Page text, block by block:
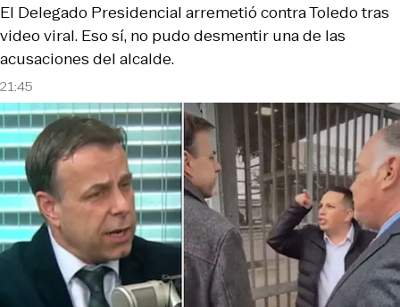
21:45
El Delegado Presidencial arremetió contra Toledo tras
video viral. Eso sí, no pudo desmentir una de las
acusaciones del alcalde.